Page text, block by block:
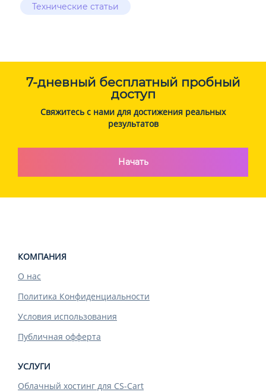
Технические статьи
7-дневный бесплатный пробный
доступ
Свяжитесь с нами для достижения реальных
результатов
Начать
КОМПАНИЯ
О нас
Политика Конфиденциальности
Условия использования
Публичная офферта
УСЛУГИ
Облачный хостинг для CS-Cart